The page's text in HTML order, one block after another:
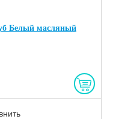
Белый масляный